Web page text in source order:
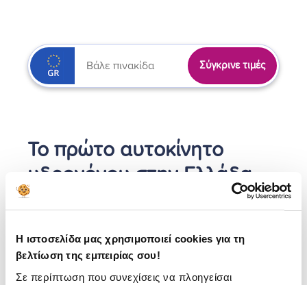
Η ιστοσελίδα μας χρησιμοποιεί cookies για τη
βελτίωση της εμπειρίας σου!
Σε περίπτωση που συνεχίσεις να πλοηγείσαι
Σύγκρινε τιμές
Το πρώτο αυτοκίνητο
υδρογόνου στην Ελλάδα
Ένα ηλεκτρικό αυτοκίνητο κυψελών υδρογόνου, το
πρώτο της είδους του στην Ελλάδα, παρουσιάστηκε
Καινοτομίας της Περιφέρειας Δυτικής Μακεδονίας).
Πρόκειται για ένα SUV της Hyundai.
Το γέμισμα της δεξαμενής αυτού του αυτοκινήτου